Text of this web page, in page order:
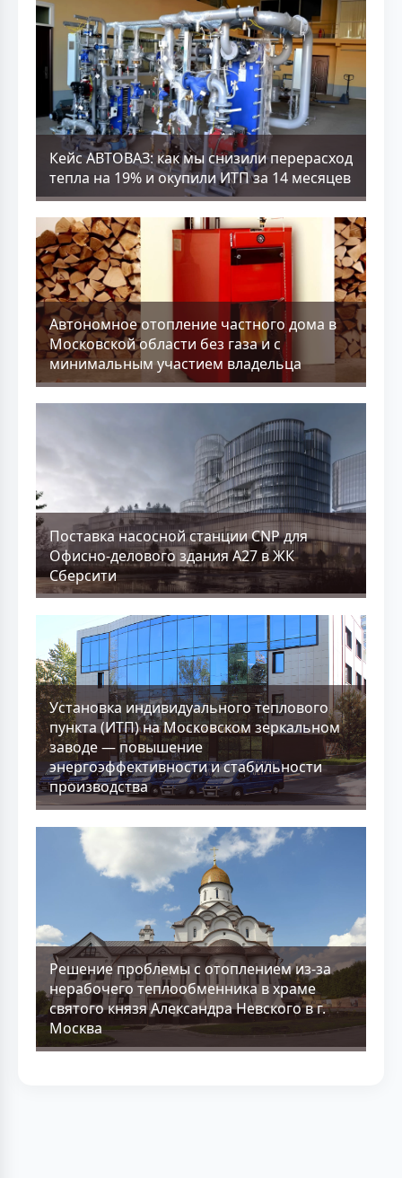
Кейс АВТОВАЗ: как мы снизили перерасход
тепла на 19% и окупили ИТП за 14 месяцев
Aвтономное отопление частного дома в
Московской области без газа и с
минимальным участием владельца
Поставка насосной станции CNP для
Офисно-делового здания А27 в ЖК
Сберсити
Установка индивидуального теплового
пункта (ИТП) на Московском зеркальном
заводе — повышение
энергоэффективности и стабильности
производства
Решение проблемы с отоплением из-за
нерабочего теплообменника в храме
святого князя Александра Невского в г.
Москва